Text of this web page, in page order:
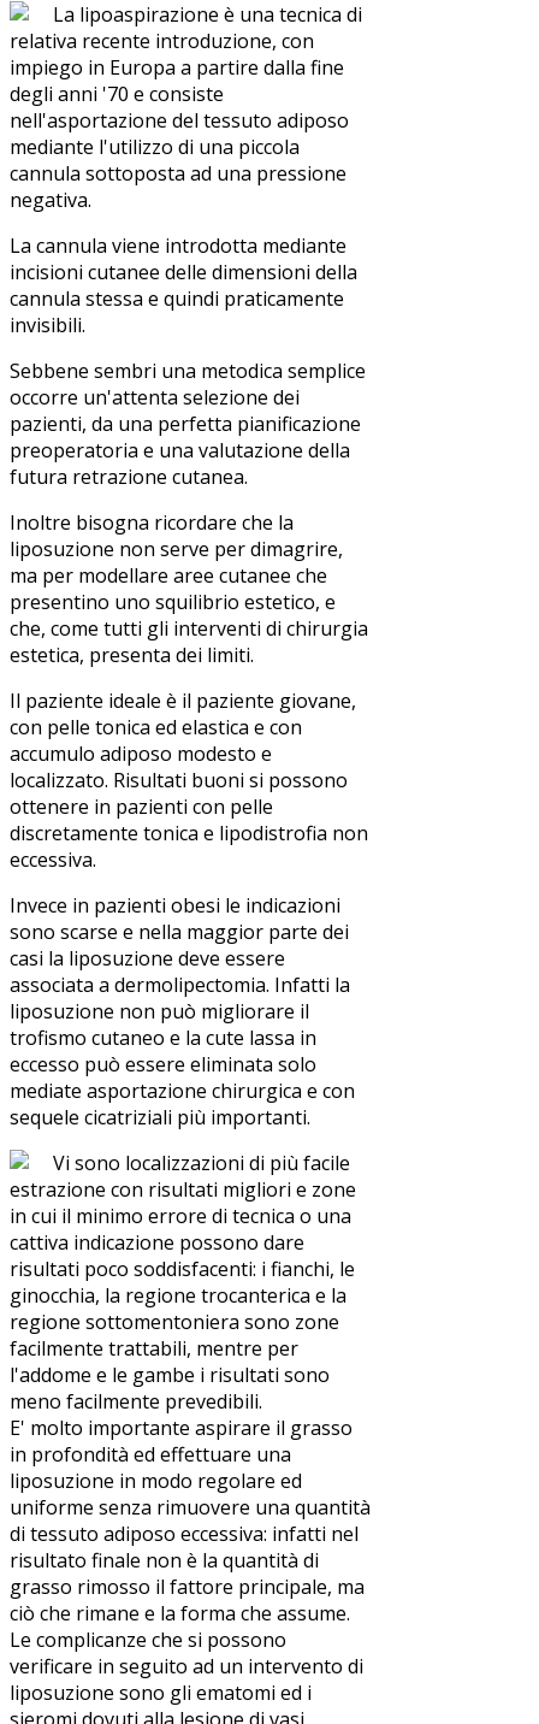
La lipoaspirazione è una tecnica di
relativa recente introduzione, con
impiego in Europa a partire dalla fine
degli anni '70 e consiste
nell'asportazione del tessuto adiposo
mediante l'utilizzo di una piccola
cannula sottoposta ad una pressione
negativa.
La cannula viene introdotta mediante
incisioni cutanee delle dimensioni della
cannula stessa e quindi praticamente
invisibili.
Sebbene sembri una metodica semplice
occorre un'attenta selezione dei
pazienti, da una perfetta pianificazione
preoperatoria e una valutazione della
futura retrazione cutanea.
Inoltre bisogna ricordare che la
liposuzione non serve per dimagrire,
ma per modellare aree cutanee che
presentino uno squilibrio estetico, e
che, come tutti gli interventi di chirurgia
estetica, presenta dei limiti.
Il paziente ideale è il paziente giovane,
con pelle tonica ed elastica e con
accumulo adiposo modesto e
localizzato. Risultati buoni si possono
ottenere in pazienti con pelle
discretamente tonica e lipodistrofia non
eccessiva.
Invece in pazienti obesi le indicazioni
sono scarse e nella maggior parte dei
casi la liposuzione deve essere
associata a dermolipectomia. Infatti la
liposuzione non può migliorare il
trofismo cutaneo e la cute lassa in
eccesso può essere eliminata solo
mediate asportazione chirurgica e con
sequele cicatriziali più importanti.
Vi sono localizzazioni di più facile
estrazione con risultati migliori e zone
in cui il minimo errore di tecnica o una
cattiva indicazione possono dare
risultati poco soddisfacenti: i fianchi, le
ginocchia, la regione trocanterica e la
regione sottomentoniera sono zone
facilmente trattabili, mentre per
l'addome e le gambe i risultati sono
meno facilmente prevedibili.
E' molto importante aspirare il grasso
in profondità ed effettuare una
liposuzione in modo regolare ed
uniforme senza rimuovere una quantità
di tessuto adiposo eccessiva: infatti nel
risultato finale non è la quantità di
grasso rimosso il fattore principale, ma
ciò che rimane e la forma che assume.
Le complicanze che si possono
verificare in seguito ad un intervento di
liposuzione sono gli ematomi ed i